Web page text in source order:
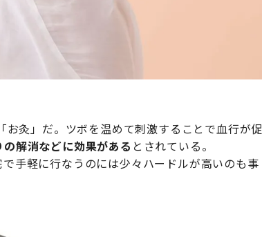
灸」だ。ツボを温めて刺激することで血行が促
解消などに効果がある とされている。
手軽に行なうのには少々ハードルが高いのも事